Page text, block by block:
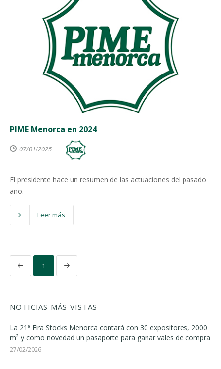
PIME Menorca en 2024
07/01/2025
El presidente hace un resumen de las actuaciones del pasado
año.
Leer más
1
NOTICIAS MÁS VISTAS
La 21ª Fira Stocks Menorca contará con 30 expositores, 2000
m² y como novedad un pasaporte para ganar vales de compra
27/02/2026